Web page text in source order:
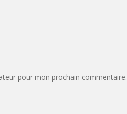
pour mon prochain commentaire.